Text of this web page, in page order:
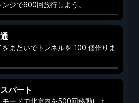
ジで600回旅行しよう。
をまたいでトンネルを 100 個作りま
パート
モードで北京内を500回移動しよ